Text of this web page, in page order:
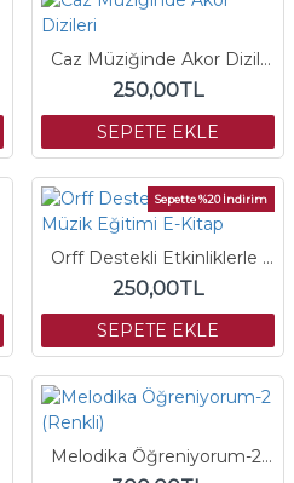
Caz Müziğinde Akor Dizileri
250,00TL
SEPETE EKLE
Sepette %20 İndirim
Orff Destekli Etkinliklerle Müzik Eğitimi E-Kitap
250,00TL
SEPETE EKLE
Melodika Öğreniyorum-2 (Renkli)